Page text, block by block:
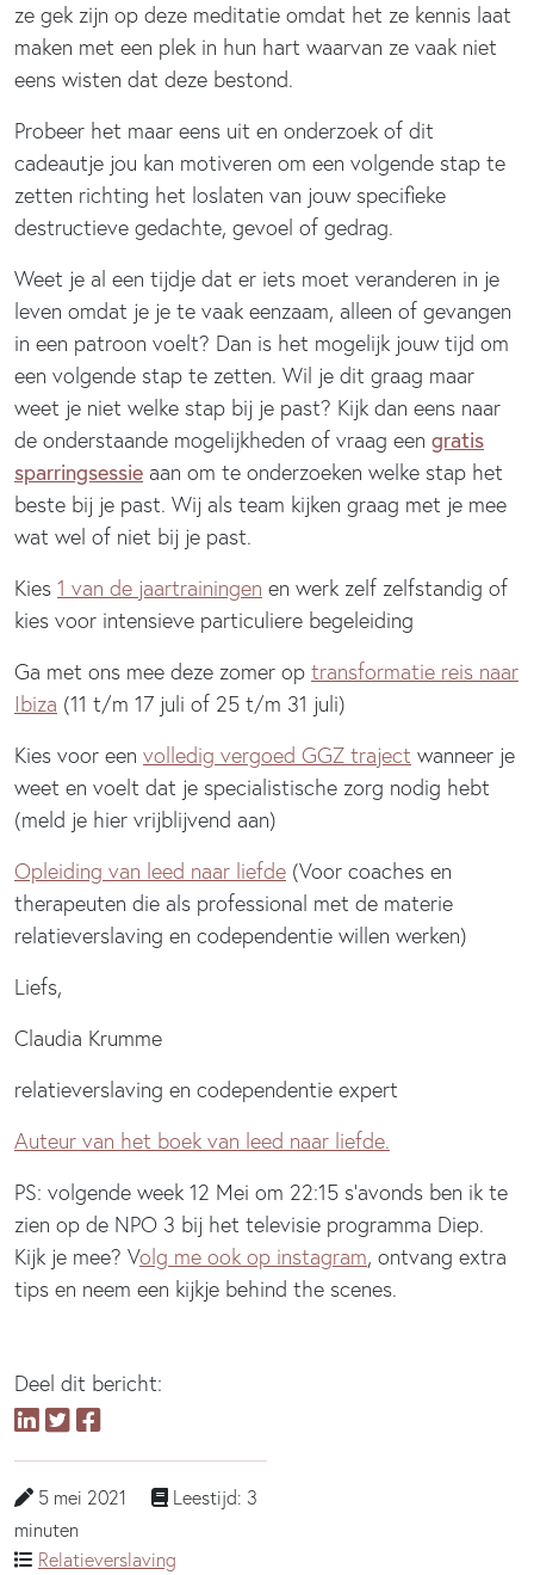
ze gek zijn op deze meditatie omdat het ze kennis laat
maken met een plek in hun hart waarvan ze vaak niet
eens wisten dat deze bestond.
Probeer het maar eens uit en onderzoek of dit
cadeautje jou kan motiveren om een volgende stap te
zetten richting het loslaten van jouw specifieke
destructieve gedachte, gevoel of gedrag.
Weet je al een tijdje dat er iets moet veranderen in je
leven omdat je je te vaak eenzaam, alleen of gevangen
in een patroon voelt? Dan is het mogelijk jouw tijd om
een volgende stap te zetten. Wil je dit graag maar
weet je niet welke stap bij je past? Kijk dan eens naar
de onderstaande mogelijkheden of vraag een gratis
sparringsessie aan om te onderzoeken welke stap het
beste bij je past. Wij als team kijken graag met je mee
wat wel of niet bij je past.
Kies 1 van de jaartrainingen en werk zelf zelfstandig of
kies voor intensieve particuliere begeleiding
Ga met ons mee deze zomer op transformatie reis naar
Ibiza (11 t/m 17 juli of 25 t/m 31 juli)
Kies voor een volledig vergoed GGZ traject wanneer je
weet en voelt dat je specialistische zorg nodig hebt
(meld je hier vrijblijvend aan)
Opleiding van leed naar liefde (Voor coaches en
therapeuten die als professional met de materie
relatieverslaving en codependentie willen werken)
Liefs,
Claudia Krumme
relatieverslaving en codependentie expert
Auteur van het boek van leed naar liefde.
PS: volgende week 12 Mei om 22:15 s’avonds ben ik te
zien op de NPO 3 bij het televisie programma Diep.
Kijk je mee? Volg me ook op instagram, ontvang extra
tips en neem een kijkje behind the scenes.
Deel dit bericht:
5 mei 2021
Leestijd: 3
minuten
Relatieverslaving